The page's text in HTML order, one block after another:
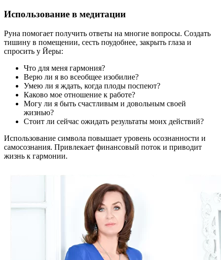
Использование в медитации
Руна помогает получить ответы на многие вопросы. Создать
тишину в помещении, сесть поудобнее, закрыть глаза и
спросить у Йеры:
Что для меня гармония?
Верю ли я во всеобщее изобилие?
Умею ли я ждать, когда плоды поспеют?
Каково мое отношение к работе?
Могу ли я быть счастливым и довольным своей
жизнью?
Стоит ли сейчас ожидать результаты моих действий?
Использование символа повышает уровень осознанности и
самосознания. Привлекает финансовый поток и приводит
жизнь к гармонии.